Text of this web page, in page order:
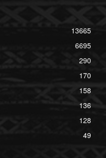
13665
6695
290
170
158
136
128
49